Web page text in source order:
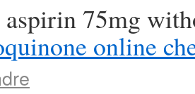
aspirin 75mg
online